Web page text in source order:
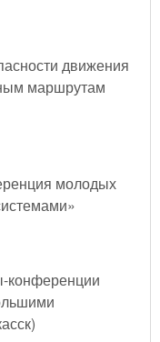
движения
маршрутам
молодых
конференции